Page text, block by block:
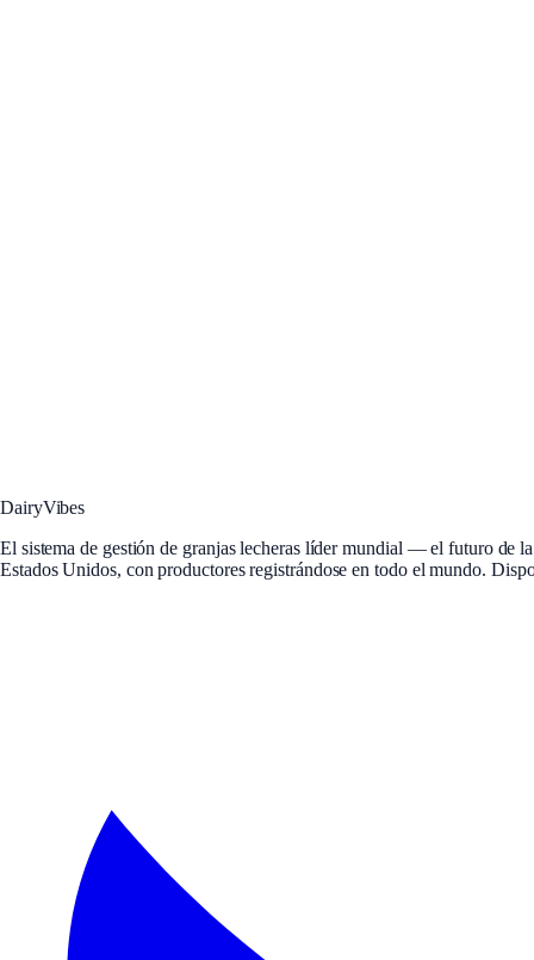
DairyVibes
El sistema de gestión de granjas lecheras líder mundial — el futuro de
Estados Unidos, con productores registrándose en todo el mundo.